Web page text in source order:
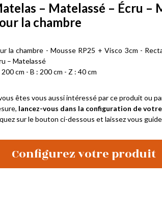
– Matelassé – Écru –
la chambre
la chambre - Mousse RP25 + Visco 3cm -
– Matelassé
200 cm - B : 200 cm - Z : 40 cm
êtes vous aussi intéressé par ce produit ou
lancez-vous dans la configuration de
sur le bouton ci-dessous et laissez vous
Configurez votre produit